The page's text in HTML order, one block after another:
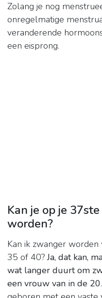
Zolang je nog
onregelmatige
veranderende
een eisprong.
Kan je op je
worden?
Kan ik zwanger
35 of 40?Ja, dat kan,
wat langer duurt om
een vrouw van in de 20